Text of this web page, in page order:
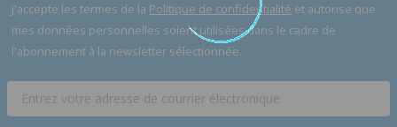
J'accepte les termes de la Politique de confidentialité et autorise que
mes données personnelles soient utilisées dans le cadre de
l'abonnement à la newsletter sélectionnée.